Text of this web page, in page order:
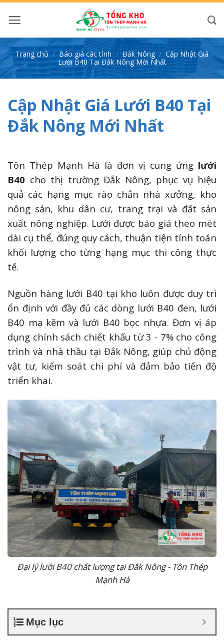
qua
nội
dungTrang chủ / Báo giá các tỉnh / Đắk Nông / Cập Nhật Giá
Lưới B40 Tại Đắk Nông Mới Nhất
Cập Nhật Giá Lưới B40 Tại
Đắk Nông Mới Nhất
Tôn Thép Mạnh Hà là đơn vị cung ứng lưới
B40 cho thị trường Đắk Nông, phục vụ hiệu
quả các hạng mục rào chắn nhà xưởng, kho
nông sản, khu dân cư, trang trại và đất sản
xuất nông nghiệp. Lưới được báo giá theo mét
dài cụ thể, đúng quy cách, thuận tiện tính toán
khối lượng cho từng hạng mục thi công thực
tế.
Nguồn hàng lưới B40 tại kho luôn được duy trì
ổn định với đầy đủ các dòng lưới B40 đen, lưới
B40 mạ kẽm và lưới B40 bọc nhựa. Đơn vị áp
dụng chính sách chiết khấu từ 3 - 7% cho công
trình và nhà thầu tại Đắk Nông, giúp chủ động
vật tư, kiểm soát chi phí và đảm bảo tiến độ
triển khai.
Đại lý lưới B40 chất lượng tại Đắk Nông - Tôn Thép
Mạnh Hà
Mục lục